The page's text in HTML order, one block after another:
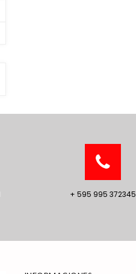
+ 595 995 372345